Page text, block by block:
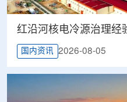
红沿河核电冷源治理经
国内资讯 2026-08-05